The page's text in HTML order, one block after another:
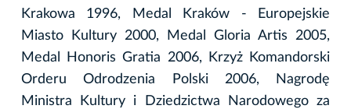
Krakowa 1996, Medal Kraków - Europejskie
Miasto Kultury 2000, Medal Gloria Artis 2005,
Medal Honoris Gratia 2006, Krzyż Komandorski
Orderu Odrodzenia Polski 2006, Nagrodę
Ministra Kultury i Dziedzictwa Narodowego za